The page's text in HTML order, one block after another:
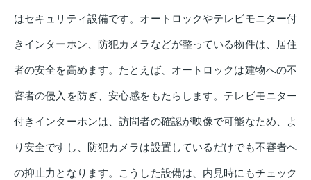
はセキュリティ設備です。オートロックやテレビモニター付
きインターホン、防犯カメラなどが整っている物件は、居住
者の安全を高めます。たとえば、オートロックは建物への不
審者の侵入を防ぎ、安心感をもたらします。テレビモニター
付きインターホンは、訪問者の確認が映像で可能なため、よ
り安全ですし、防犯カメラは設置しているだけでも不審者へ
の抑止力となります。こうした設備は、内見時にもチェック